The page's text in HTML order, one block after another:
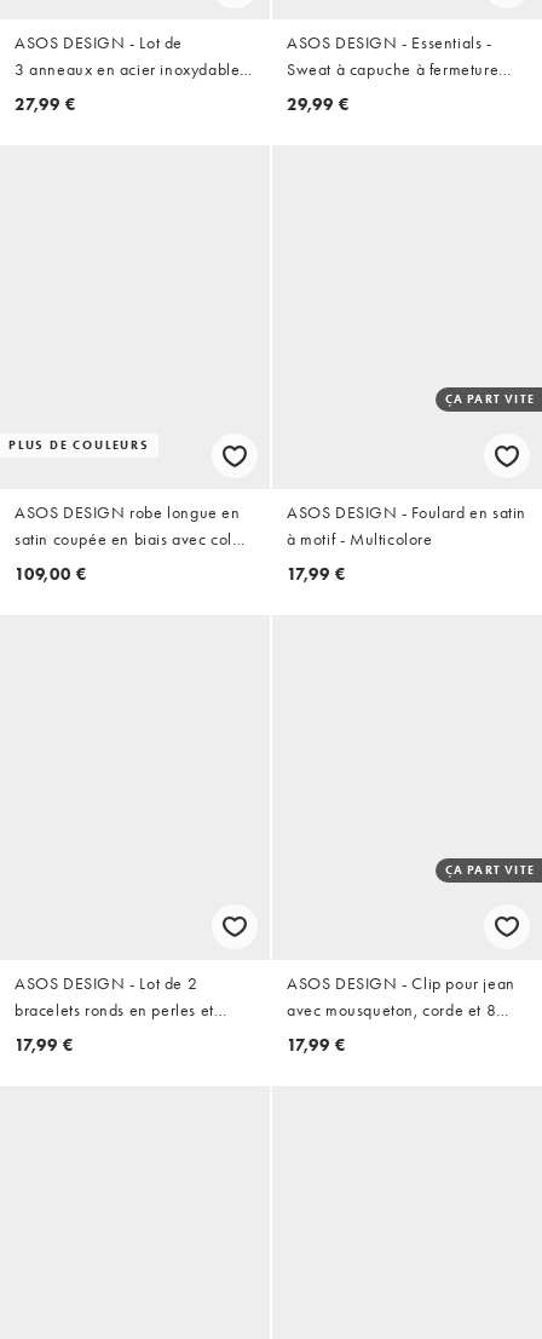
ASOS DESIGN - Lot de
3 anneaux en acier inoxydable
imperméable - Argenté
27,99 €
ASOS DESIGN - Essentials -
Sweat à capuche à fermeture
éclair - Noir
29,99 €
PLUS DE COULEURS
ASOS DESIGN robe longue en
satin coupée en biais avec col
drapé et détail de manches à
109,00 €
ÇA PART VITE
ASOS DESIGN - Foulard en satin
à motif - Multicolore
17,99 €
ASOS DESIGN - Lot de 2
bracelets ronds en perles et
chaîne en corde - Bleu
17,99 €
ÇA PART VITE
ASOS DESIGN - Clip pour jean
avec mousqueton, corde et 8
balles - Argenté
17,99 €